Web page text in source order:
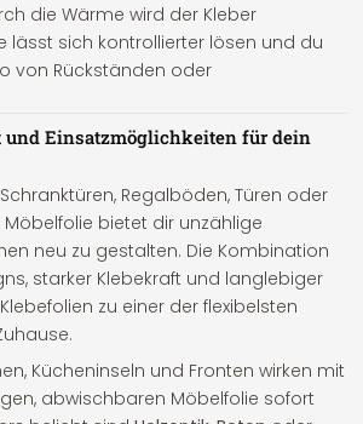
die Wärme wird der Kleber
lässt sich kontrollierter lösen und du
von Rückständen oder
Einsatzmöglichkeiten für dein
Regalböden, Türen oder
bietet dir unzählige
neu zu gestalten. Die Kombination
starker Klebekraft und langlebiger
zu einer der flexibelsten
Kücheninseln und Fronten wirken mit
abwischbaren Möbelfolie sofort